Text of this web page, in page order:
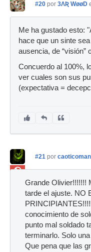
#20 por 3ɅƦ WøøD
Me ha gustado esto:
hace que un sinte
ausencia, de “visión”
Concuerdo al 100%,
ver cuales son sus
(expectativa =
Ban
#21 por caoticoman
Grande Olivier!!!!!!!
tarde el ajuste. NO
conocimiento de
punto mal soldado
terminarlo. Solo
Que pena que las